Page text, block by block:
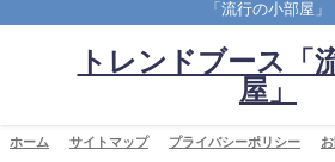
「流行の小部屋」
トレンドブース「
屋」
ホーム サイトマップ プライバシーポリシー